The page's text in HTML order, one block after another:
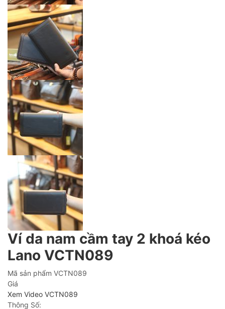
Ví da nam cầm tay 2 khoá kéo
Lano VCTN089
Mã sản phẩm VCTN089
Giá
Xem Video VCTN089
Thông Số: